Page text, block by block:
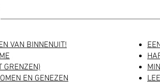
VAN BINNENUIT!
GRENZEN)
EN GENEZEN